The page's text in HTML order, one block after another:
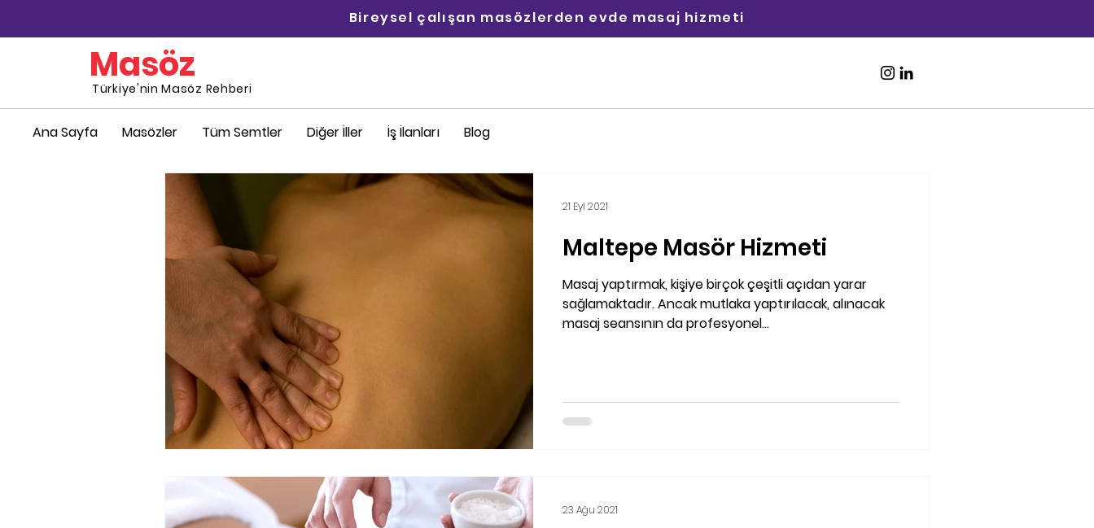
Ana Sayfa Masözler Tüm Semtler Diğer İller İş İlanları Blog
Masöz
Türkiye'nin Masöz Rehberi
Bireysel çalışan masözlerden evde masaj hizmeti
Maltepe Masör Hizmeti
Masaj yaptırmak, kişiye birçok çeşitli açıdan yarar
sağlamaktadır. Ancak mutlaka yaptırılacak, alınacak
masaj seansının da profesyonel...
21 Eyl 2021
23 Ağu 2021